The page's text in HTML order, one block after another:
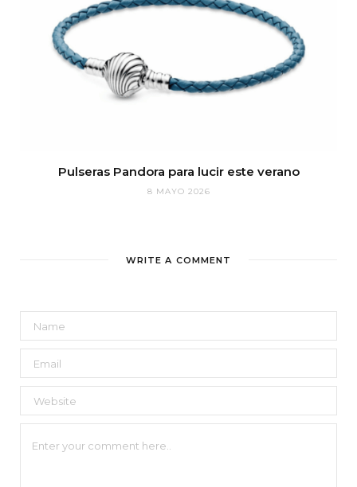
Pulseras Pandora para lucir este verano
8 MAYO 2026
WRITE A COMMENT